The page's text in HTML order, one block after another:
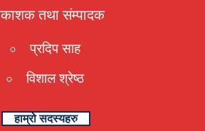
तथा संम्पादक
प्रदिप साह
विशाल श्रेष्ठ
हाम्रो सदस्यहरु